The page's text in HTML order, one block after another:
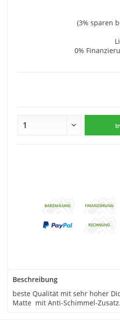
(3% sparen
0%
Beschreibung
beste Qualität mit sehr hoher
Matte mit Anti-Schimmel-